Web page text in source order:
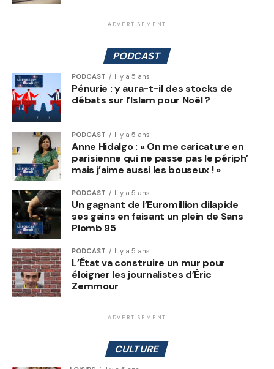
ADVERTISEMENT
PODCAST
PODCAST Il y a 5 ans
Pénurie : y aura-t-il des stocks de
débats sur l’Islam pour Noël ?
PODCAST Il y a 5 ans
Anne Hidalgo : « On me caricature en
parisienne qui ne passe pas le périph’
mais j’aime aussi les bouseux ! »
PODCAST Il y a 5 ans
Un gagnant de l’Euromillion dilapide
ses gains en faisant un plein de Sans
Plomb 95
PODCAST Il y a 5 ans
L’État va construire un mur pour
éloigner les journalistes d’Éric
Zemmour
ADVERTISEMENT
CULTURE